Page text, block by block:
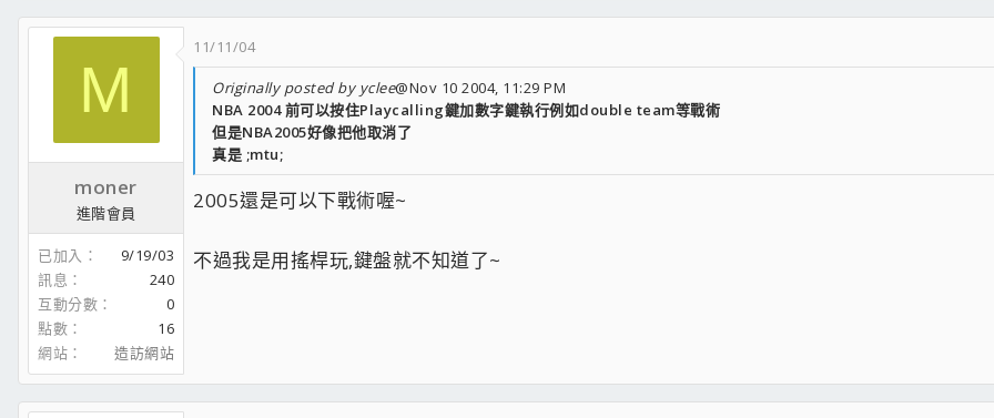
M
moner
進階會員
已加入
9/19/03
訊息
240
互動分數
0
點數
16
網站
造訪網站
11/11/04
Originally posted by yclee@Nov 10 2004, 11:29 PM
NBA 2004 前可以按住Playcalling鍵加數字鍵執行例如double team等戰術
但是NBA2005好像把他取消了
真是 ;mtu;
2005還是可以下戰術喔~
不過我是用搖桿玩,鍵盤就不知道了~